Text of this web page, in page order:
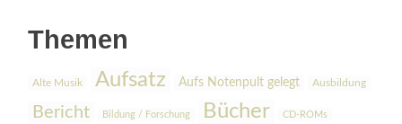
Themen
Alte Musik Aufsatz Aufs Notenpult gelegt Ausbildung
Bericht Bildung / Forschung Bücher CD-ROMs